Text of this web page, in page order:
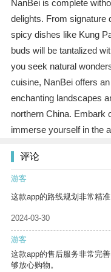
NanBei is complete
delights. From signature
spicy dishes like Kung
buds will be tantalized
you seek natural
cuisine, NanBei offers
enchanting landscapes
northern China. Embark
immerse yourself in the
评论
游客
这款app的路线规划非常精
2024-03-30
游客
这款app的售后服务非常完
够放心购物。